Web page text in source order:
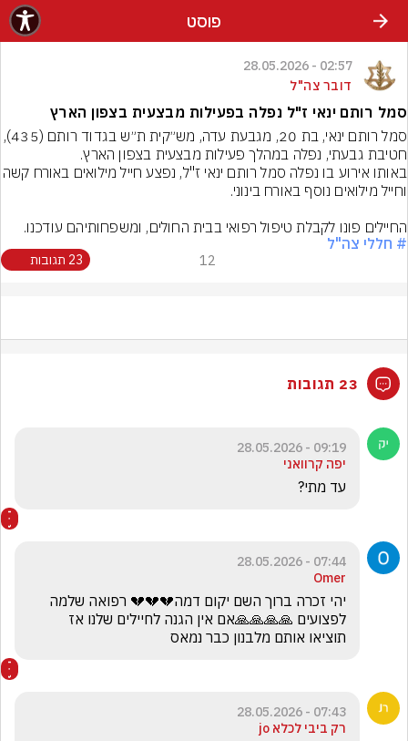
פוסט
02:57 - 28.05.2026
דובר צה"ל
סמל רותם ינאי ז"ל נפלה בפעילות מבצעית בצפון הארץ
חטיבת גבעתי, נפלה במהלך פעילות מבצעית בצפון הארץ.
החיילים פונו לקבלת טיפול רפואי בבית החולים, ומשפחותיהם עודכנו.
# חללי צה"ל
12 23 תגובות
23 תגובות
09:19 - 28.05.2026
יפה קרוואני
עד מתי?
07:44 - 28.05.2026
Omer
תוציאו אותם מלבנון כבר נמאס
07:43 - 28.05.2026
רק ביבי לכלא jo